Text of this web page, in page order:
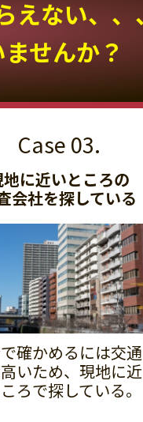
えない、、
せんか？
に近いところの
会社を探している
確かめるには交通
いため、現地に近
ろで探している。